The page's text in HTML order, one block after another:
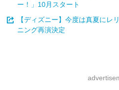
ー！」10月スタート
【ディズニー】今度は真夏にレ
ニング再演決定